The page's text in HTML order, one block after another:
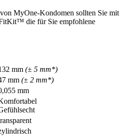
MyOne-Kondomen sollten Sie mit
FitKit™ die für Sie empfohlene
mm (± 5 mm*)
mm (± 2 mm*)
mm